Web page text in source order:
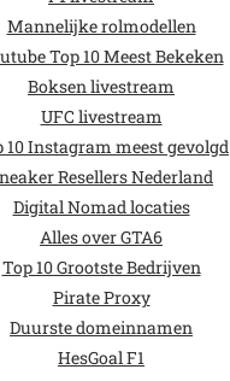
Mannelijke rolmodellen
Top 10 Meest Bekeken
Boksen livestream
UFC livestream
10 Instagram meest gevolgd
Resellers Nederland
Digital Nomad locaties
Alles over GTA6
Top 10 Grootste Bedrijven
Pirate Proxy
Duurste domeinnamen
HesGoal F1